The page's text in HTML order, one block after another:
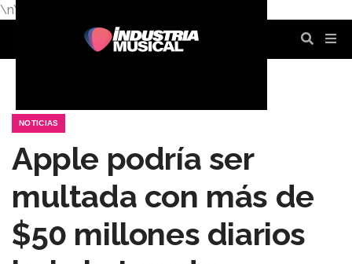
\n\n
NOTICIAS
Apple podría ser
multada con más de
$50 millones diarios